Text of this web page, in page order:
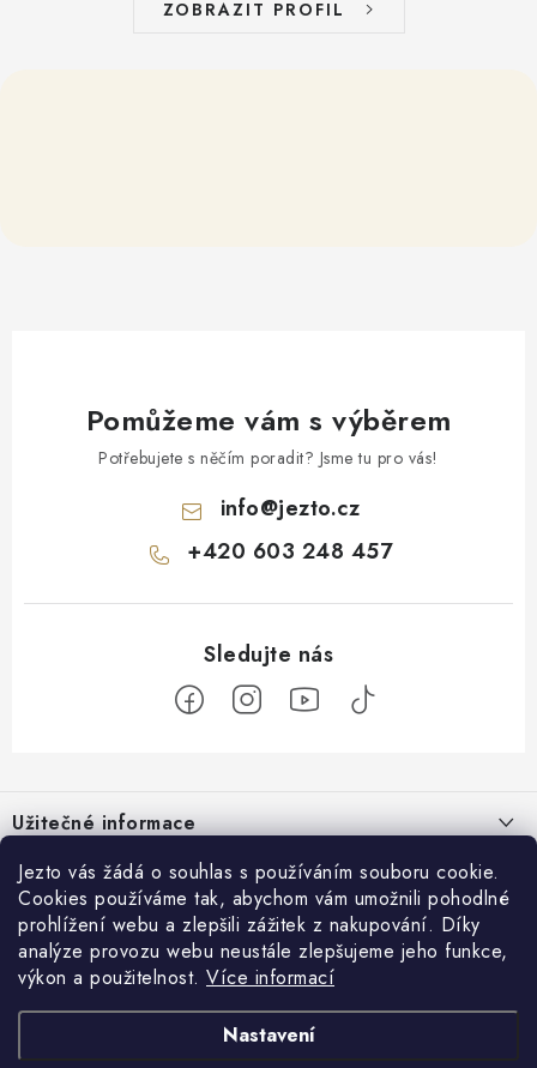
Jezto vás žádá o souhlas s používáním souboru cookie.
Cookies používáme tak, abychom vám umožnili pohodlné
prohlížení webu a zlepšili zážitek z nakupování. Díky
analýze provozu webu neustále zlepšujeme jeho funkce,
výkon a použitelnost. Více informací
Nastavení
ZOBRAZIT PROFIL
Pomůžeme vám s výběrem
Potřebujete s něčím poradit? Jsme tu pro vás!
info@jezto.cz
+420 603 248 457
pUžitečné informace
O nás
Náš příběh
Firemní dárky
Kariéra
Zákaznický servis
Obchodní podmínky
Ochrana osobních údajů
Doprava & platba
Přijímáme online platby
Facebook